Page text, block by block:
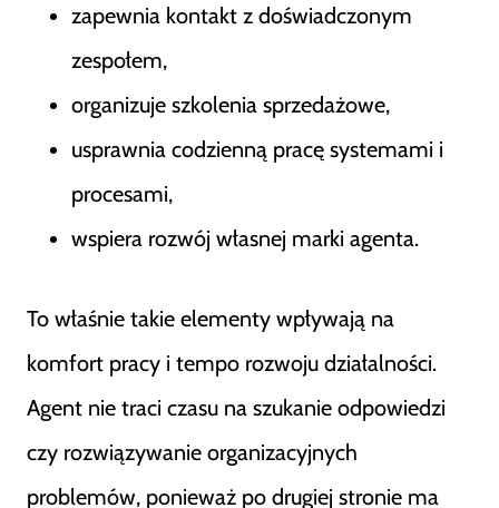
zapewnia kontakt z doświadczonym
zespołem,
organizuje szkolenia sprzedażowe,
usprawnia codzienną pracę systemami i
procesami,
wspiera rozwój własnej marki agenta.
To właśnie takie elementy wpływają na
komfort pracy i tempo rozwoju działalności.
Agent nie traci czasu na szukanie odpowiedzi
czy rozwiązywanie organizacyjnych
problemów, ponieważ po drugiej stronie ma